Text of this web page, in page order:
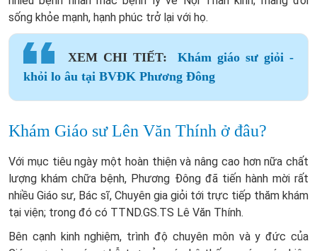
sống khỏe mạnh, hạnh phúc trở lại với họ.
XEM CHI TIẾT:Khám giáo sư giỏi -
khỏi lo âu tại BVĐK Phương Đông
Khám Giáo sư Lên Văn Thính ở đâu?
Với mục tiêu ngày một hoàn thiện và nâng cao hơn nữa chất
lượng khám chữa bệnh, Phương Đông đã tiến hành mời rất
nhiều Giáo sư, Bác sĩ, Chuyên gia giỏi tới trực tiếp thăm khám
tại viện; trong đó có TTND.GS.TS Lê Văn Thính.
Bên cạnh kinh nghiệm, trình độ chuyên môn và y đức của